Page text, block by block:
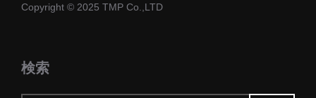
Copyright © 2025 TMP Co.,LTD
検索